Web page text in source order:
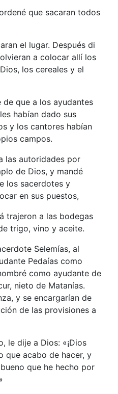
que sacaran todos
el lugar. Después di
a colocar allí los
los cereales y el
de que a los ayudantes
habían dado sus
y los cantores habían
campos.
las autoridades por
de Dios, y mandé
los sacerdotes y
en sus puestos,
trajeron a las bodegas
trigo, vino y aceite.
Selemías, al
Pedaías como
como ayudante de
nieto de Matanías.
y se encargarían de
de las provisiones a
le dije a Dios: «¡Dios
que acabo de hacer, y
que he hecho por